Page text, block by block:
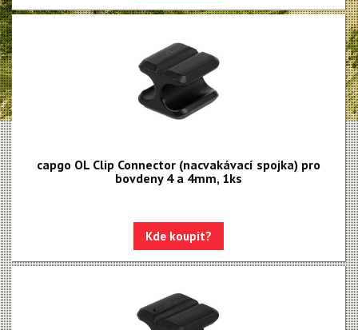
capgo OL Clip Connector (nacvakávací spojka) pro
bovdeny 4 a 4mm, 1ks
Kde koupit?